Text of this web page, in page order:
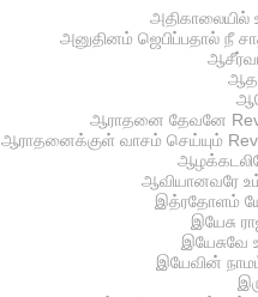
அதிகாலையில்
அனுதினம் ஜெபிப்பதால் நீ
ஆராதனை தேவனே Rev.
ஆராதனைக்குள் வாசம் செய்யும்
ஆவியானவரே
இத்ரதோளம்
இயேசு
இயேவின்